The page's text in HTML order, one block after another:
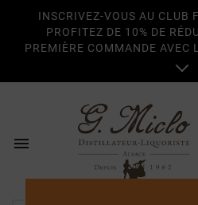

INSCRIVEZ-VOUS AU CLUB
PROFITEZ DE 10% DE
PREMIÈRE COMMANDE AVEC
